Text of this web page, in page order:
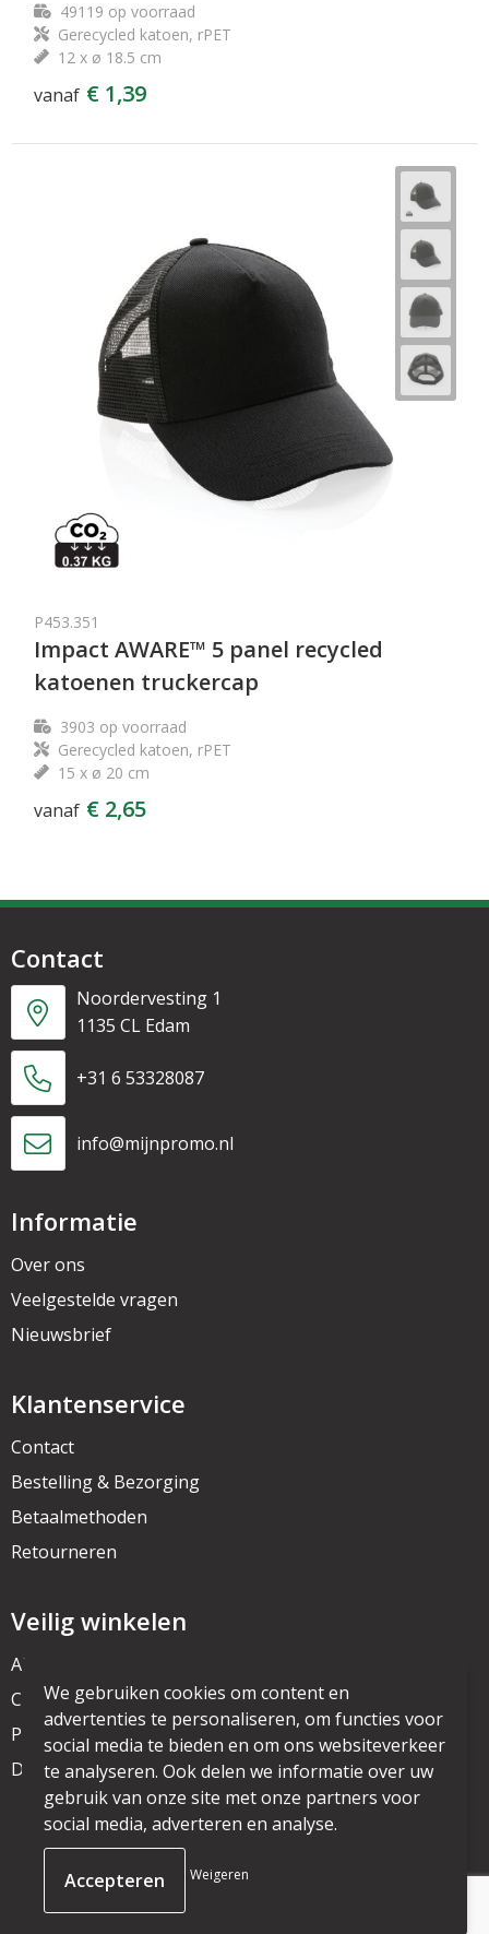
49119 op voorraad
Gerecycled katoen, rPET
12 x ø 18.5 cm
vanaf € 1,39
P453.351
Impact AWARE™ 5 panel recycled
katoenen truckercap
3903 op voorraad
Gerecycled katoen, rPET
15 x ø 20 cm
vanaf € 2,65
Contact
Noordervesting 1
1135 CL Edam
+31 6 53328087
info@mijnpromo.nl
Informatie
Over ons
Veelgestelde vragen
Nieuwsbrief
Klantenservice
Contact
Bestelling & Bezorging
Betaalmethoden
Retourneren
Veilig winkelen
Algemene voorwaarden
Cookieverklaring
Privacyverklaring
Disclaimer
© Copyright mijnpromo.nl 2025
We gebruiken cookies om content en
advertenties te personaliseren, om functies voor
social media te bieden en om ons websiteverkeer
te analyseren. Ook delen we informatie over uw
gebruik van onze site met onze partners voor
social media, adverteren en analyse.
Weigeren